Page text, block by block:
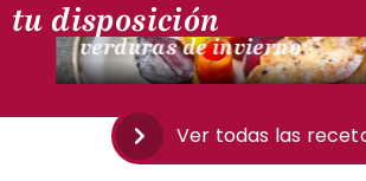
tu disposición
Escalope de foie gras a la
verduras de invierno
Ver todas las